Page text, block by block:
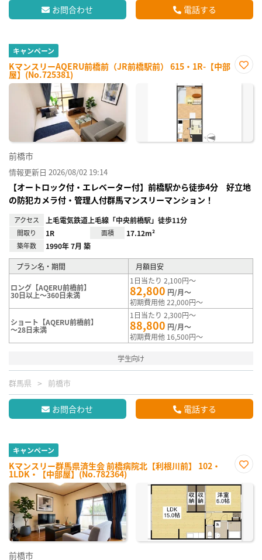
お問合わせ 電話する
キャンペーン
KマンスリーAQERU前橋前（JR前橋駅前） 615・1R-【中部
屋】(No.725381)
に入
前橋市
情報更新日 2026/08/02 19:14
【オートロック付・エレベーター付】前橋駅から徒歩4分 好立地
の防犯カメラ付・管理人付群馬マンスリーマンション！
アクセス 上毛電気鉄道上毛線「中央前橋駅」徒歩11分
間取り 1R 面積 17.12m²
築年数 1990年 7月 築
プラン名・期間 月額目安
ロング【AQERU前橋前】
30日以上～360日未満
1日当たり 2,100円～
82,800 円/月～
初期費用他 22,000円～
ショート【AQERU前橋前】
～28日未満
1日当たり 2,300円～
88,800 円/月～
初期費用他 16,500円～
学生向け
群馬県 前橋市
お問合わせ 電話する
キャンペーン
Kマンスリー群馬県済生会 前橋病院北【利根川前】 102・
1LDK・【中部屋】(No.782364)
に入
り登
録
前橋市